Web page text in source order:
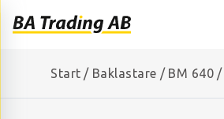
Start / Baklastare / BM 640 /